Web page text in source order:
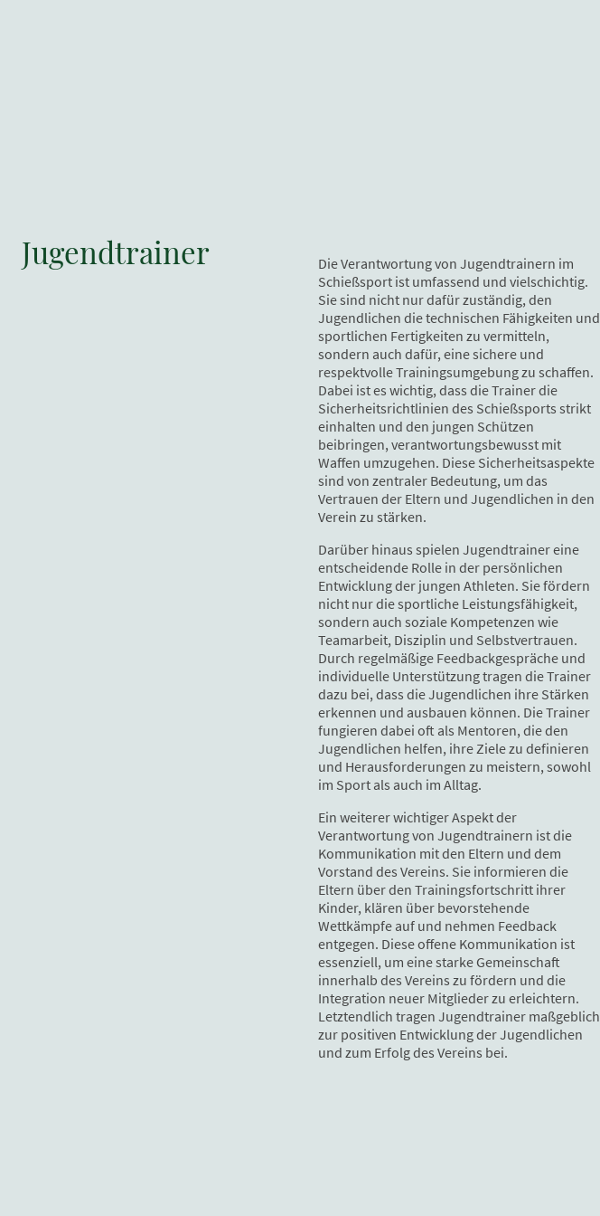
Jugendtrainer
Die Verantwortung von Jugendtrainern im
Schießsport ist umfassend und vielschichtig.
Sie sind nicht nur dafür zuständig, den
Jugendlichen die technischen Fähigkeiten und
sportlichen Fertigkeiten zu vermitteln,
sondern auch dafür, eine sichere und
respektvolle Trainingsumgebung zu schaffen.
Dabei ist es wichtig, dass die Trainer die
Sicherheitsrichtlinien des Schießsports strikt
einhalten und den jungen Schützen
beibringen, verantwortungsbewusst mit
Waffen umzugehen. Diese Sicherheitsaspekte
sind von zentraler Bedeutung, um das
Vertrauen der Eltern und Jugendlichen in den
Verein zu stärken.
Darüber hinaus spielen Jugendtrainer eine
entscheidende Rolle in der persönlichen
Entwicklung der jungen Athleten. Sie fördern
nicht nur die sportliche Leistungsfähigkeit,
sondern auch soziale Kompetenzen wie
Teamarbeit, Disziplin und Selbstvertrauen.
Durch regelmäßige Feedbackgespräche und
individuelle Unterstützung tragen die Trainer
dazu bei, dass die Jugendlichen ihre Stärken
erkennen und ausbauen können. Die Trainer
fungieren dabei oft als Mentoren, die den
Jugendlichen helfen, ihre Ziele zu definieren
und Herausforderungen zu meistern, sowohl
im Sport als auch im Alltag.
Ein weiterer wichtiger Aspekt der
Verantwortung von Jugendtrainern ist die
Kommunikation mit den Eltern und dem
Vorstand des Vereins. Sie informieren die
Eltern über den Trainingsfortschritt ihrer
Kinder, klären über bevorstehende
Wettkämpfe auf und nehmen Feedback
entgegen. Diese offene Kommunikation ist
essenziell, um eine starke Gemeinschaft
innerhalb des Vereins zu fördern und die
Integration neuer Mitglieder zu erleichtern.
Letztendlich tragen Jugendtrainer maßgeblich
zur positiven Entwicklung der Jugendlichen
und zum Erfolg des Vereins bei.